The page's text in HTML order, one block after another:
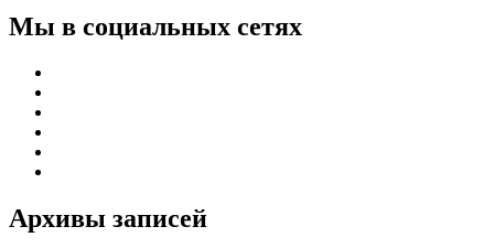
Мы в социальных сетях
Архивы записей